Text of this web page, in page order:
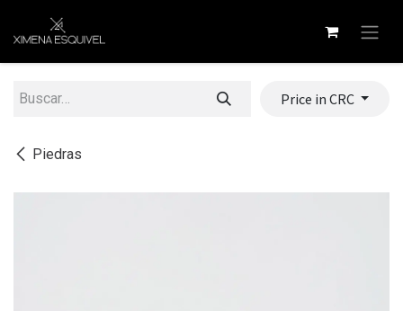
Piedras
Price in CRC